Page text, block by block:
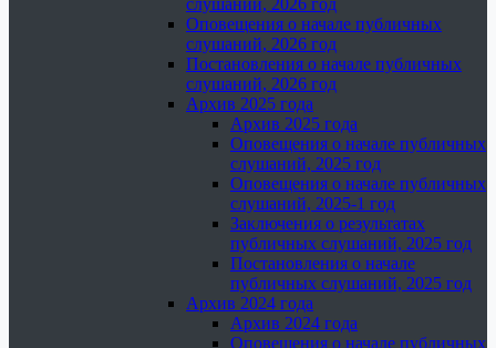
слушаний, 2026 год
Оповещения о начале публичных
слушаний, 2026 год
Постановления о начале публичных
слушаний, 2026 год
Архив 2025 года
Архив 2025 года
Оповещения о начале публичных
слушаний, 2025 год
Оповещения о начале публичных
слушаний, 2025-1 год
Заключения о результатах
публичных слушаний, 2025 год
Постановления о начале
публичных слушаний, 2025 год
Архив 2024 года
Архив 2024 года
Оповещения о начале публичных